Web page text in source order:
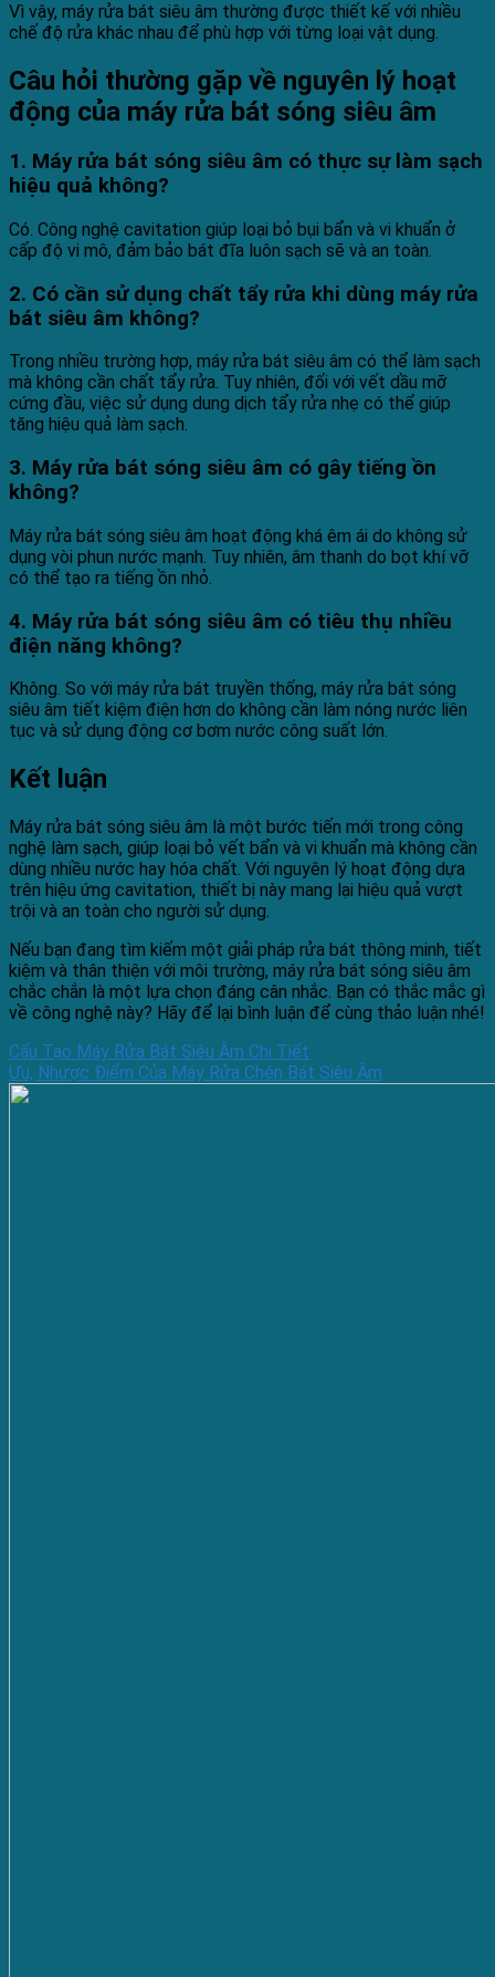
Vì vậy, máy rửa bát siêu âm thường được thiết kế với nhiều
chế độ rửa khác nhau để phù hợp với từng loại vật dụng.
Câu hỏi thường gặp về nguyên lý hoạt
động của máy rửa bát sóng siêu âm
1. Máy rửa bát sóng siêu âm có thực sự làm sạch
hiệu quả không?
Có. Công nghệ cavitation giúp loại bỏ bụi bẩn và vi khuẩn ở
cấp độ vi mô, đảm bảo bát đĩa luôn sạch sẽ và an toàn.
2. Có cần sử dụng chất tẩy rửa khi dùng máy rửa
bát siêu âm không?
Trong nhiều trường hợp, máy rửa bát siêu âm có thể làm sạch
mà không cần chất tẩy rửa. Tuy nhiên, đối với vết dầu mỡ
cứng đầu, việc sử dụng dung dịch tẩy rửa nhẹ có thể giúp
tăng hiệu quả làm sạch.
3. Máy rửa bát sóng siêu âm có gây tiếng ồn
không?
Máy rửa bát sóng siêu âm hoạt động khá êm ái do không sử
dụng vòi phun nước mạnh. Tuy nhiên, âm thanh do bọt khí vỡ
có thể tạo ra tiếng ồn nhỏ.
4. Máy rửa bát sóng siêu âm có tiêu thụ nhiều
điện năng không?
Không. So với máy rửa bát truyền thống, máy rửa bát sóng
siêu âm tiết kiệm điện hơn do không cần làm nóng nước liên
tục và sử dụng động cơ bơm nước công suất lớn.
Kết luận
Máy rửa bát sóng siêu âm là một bước tiến mới trong công
nghệ làm sạch, giúp loại bỏ vết bẩn và vi khuẩn mà không cần
dùng nhiều nước hay hóa chất. Với nguyên lý hoạt động dựa
trên hiệu ứng cavitation, thiết bị này mang lại hiệu quả vượt
trội và an toàn cho người sử dụng.
Nếu bạn đang tìm kiếm một giải pháp rửa bát thông minh, tiết
kiệm và thân thiện với môi trường, máy rửa bát sóng siêu âm
chắc chắn là một lựa chọn đáng cân nhắc. Bạn có thắc mắc gì
về công nghệ này? Hãy để lại bình luận để cùng thảo luận nhé!
Cấu Tạo Máy Rửa Bát Siêu Âm Chi Tiết
Ưu, Nhược Điểm Của Máy Rửa Chén Bát Siêu Âm